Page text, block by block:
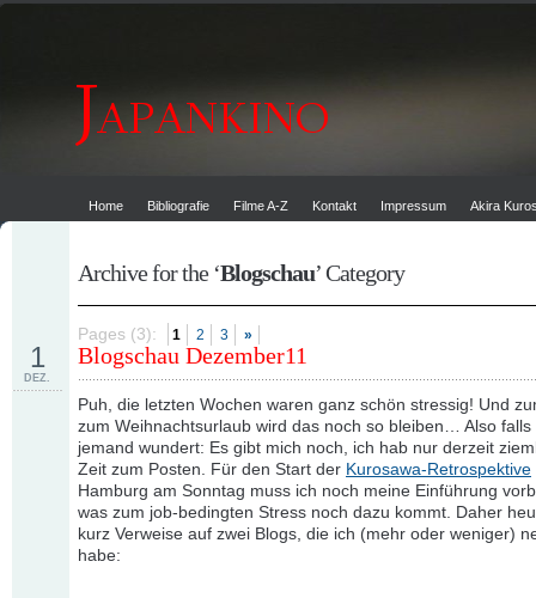
Home Bibliografie Filme A-Z Kontakt Impressum Akira
Archive for the ‘Blogschau’ Category
Pages (3): 1 2 3 »
Blogschau Dezember11
1
DEZ.
Puh, die letzten Wochen waren ganz schön stressig! Und
zum Weihnachtsurlaub wird das noch so bleiben… Also falls
jemand wundert: Es gibt mich noch, ich hab nur derzeit
Zeit zum Posten. Für den Start der Kurosawa-Retrospektive
Hamburg am Sonntag muss ich noch meine Einführung
was zum job-bedingten Stress noch dazu kommt. Daher
kurz Verweise auf zwei Blogs, die ich (mehr oder weniger)
habe: